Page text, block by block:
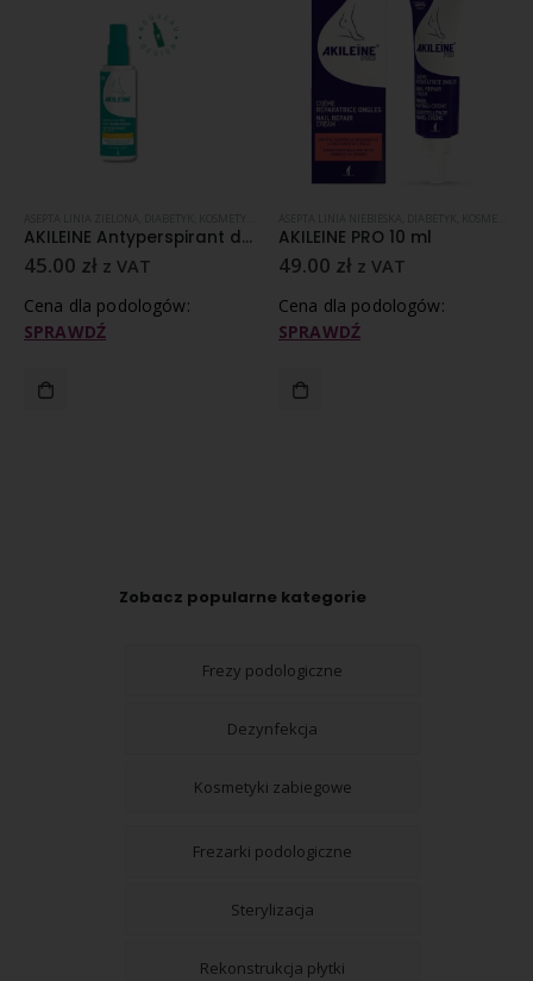
AKILEINE Antyperspirant do stóp w sprayu 100 ml
45.00 zł z VAT
Cena dla podologów:
SPRAWDŹ
AKILEINE PRO 10 ml
49.00 zł z VAT
Cena dla podologów:
SPRAWDŹ
Zobacz popularne kategorie
Frezy podologiczne
Dezynfekcja
Kosmetyki zabiegowe
Frezarki podologiczne
Sterylizacja
Rekonstrukcja płytki